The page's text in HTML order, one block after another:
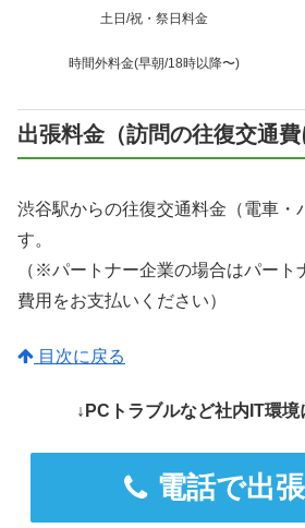
土日/祝・祭日料金
時間外料金(早朝/18時以降〜)
出張料金（訪問の往復交通費
渋谷駅からの往復交通料金（電車・
す。
（※パートナー企業の場合はパート
費用をお支払いください）
目次に戻る
↓PCトラブルなど社内IT環境
電話で出